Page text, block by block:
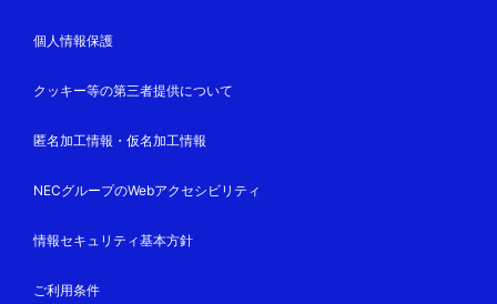
個人情報保護
クッキー等の第三者提供について
匿名加工情報・仮名加工情報
NECグループのWebアクセシビリティ
情報セキュリティ基本方針
ご利用条件